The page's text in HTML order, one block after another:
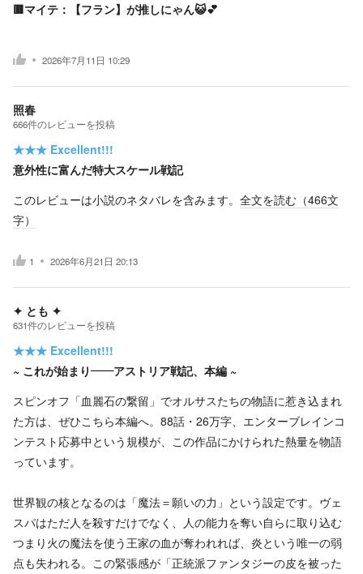
🟥マイテ：【フラン】が推しにゃん😺💕
2026年7月11日 10:29
照春
666件のレビューを投稿
★★★ Excellent!!!
意外性に富んだ特大スケール戦記
このレビューは小説のネタバレを含みます。 全文を読む（466文
字）
1 2026年6月21日 20:13
✦ とも ✦
631件のレビューを投稿
★★★ Excellent!!!
~ これが始まり——アストリア戦記、本編 ~
スピンオフ「血麗石の繋留」でオルサスたちの物語に惹き込まれ
た方は、ぜひこちら本編へ。88話・26万字、エンターブレインコ
ンテスト応募中という規模が、この作品にかけられた熱量を物語
っています。
世界観の核となるのは「魔法＝願いの力」という設定です。ヴェ
スパはただ人を殺すだけでなく、人の能力を奪い自らに取り込む
つまり火の魔法を使う王家の血が奪われれば、炎という唯一の弱
点も失われる。この緊張感が「正統派ファンタジーの皮を被った